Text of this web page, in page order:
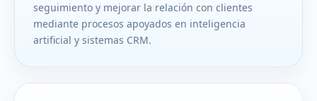
seguimiento y mejorar la relación con clientes
mediante procesos apoyados en inteligencia
artificial y sistemas CRM.